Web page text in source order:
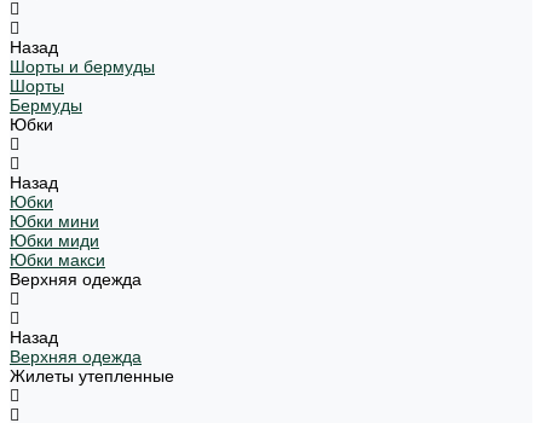
Назад
Шорты и бермуды
Шорты
Бермуды
Юбки
Назад
Юбки
Юбки мини
Юбки миди
Юбки макси
Верхняя одежда
Назад
Верхняя одежда
Жилеты утепленные